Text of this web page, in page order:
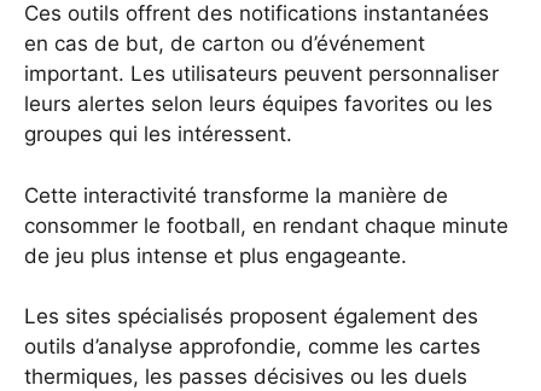
Ces outils offrent des notifications instantanées
en cas de but, de carton ou d’événement
important. Les utilisateurs peuvent personnaliser
leurs alertes selon leurs équipes favorites ou les
groupes qui les intéressent.
Cette interactivité transforme la manière de
consommer le football, en rendant chaque minute
de jeu plus intense et plus engageante.
Les sites spécialisés proposent également des
outils d’analyse approfondie, comme les cartes
thermiques, les passes décisives ou les duels